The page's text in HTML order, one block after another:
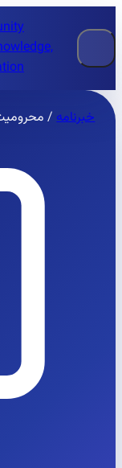
خبرنامه /